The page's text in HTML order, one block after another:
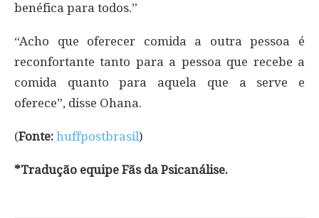
benéfica para todos.”
“Acho que oferecer comida a outra pessoa é
reconfortante tanto para a pessoa que recebe a
comida quanto para aquela que a serve e
oferece”, disse Ohana.
(Fonte: huffpostbrasil)
*Tradução equipe Fãs da Psicanálise.